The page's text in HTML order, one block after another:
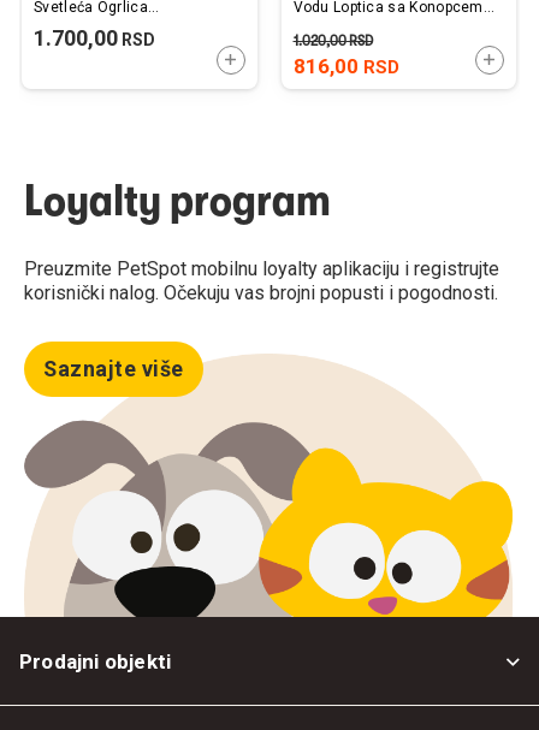
Svetleća Ogrlica
1.700,00 RSD
DODAJTE U KORPU
Vodu Loptica sa Konopcem
816,00 RSD
1.020,00RSD
Loyalty program
Preuzmite PetSpot mobilnu loyalty aplikaciju i registrujte
korisnički nalog. Očekuju vas brojni popusti i pogodnosti.
Saznajte više
Prodajni objekti